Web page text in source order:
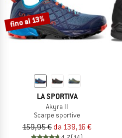
fino al 13%
LA SPORTIVA
Akyra II
Scarpe sportive
159,95 € da 139,16 €